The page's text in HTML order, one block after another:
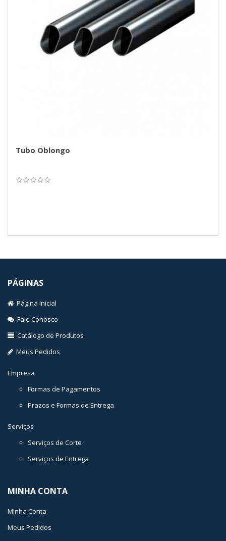
Tubo Oblongo
PÁGINAS
Página Inicial
Fale Conosco
Catálogo de Produtos
Meus Pedidos
Empresa
Formas de Pagamentos
Prazos e Formas de Entrega
Serviços
Serviços de Corte
Serviços de Entrega
MINHA CONTA
Minha Conta
Meus Pedidos